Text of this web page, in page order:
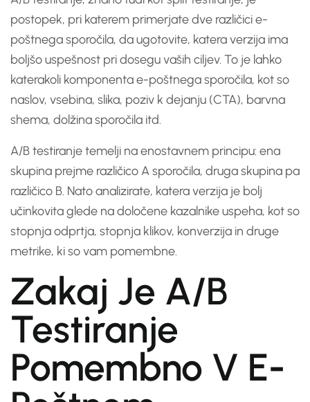
postopek, pri katerem primerjate dve različici e-
poštnega sporočila, da ugotovite, katera verzija ima
boljšo uspešnost pri dosegu vaših ciljev. To je lahko
katerakoli komponenta e-poštnega sporočila, kot so
naslov, vsebina, slika, poziv k dejanju (CTA), barvna
shema, dolžina sporočila itd.
A/B testiranje temelji na enostavnem principu: ena
skupina prejme različico A sporočila, druga skupina pa
različico B. Nato analizirate, katera verzija je bolj
učinkovita glede na določene kazalnike uspeha, kot so
stopnja odprtja, stopnja klikov, konverzija in druge
metrike, ki so vam pomembne.
Zakaj Je A/B
Testiranje
Pomembno V E-